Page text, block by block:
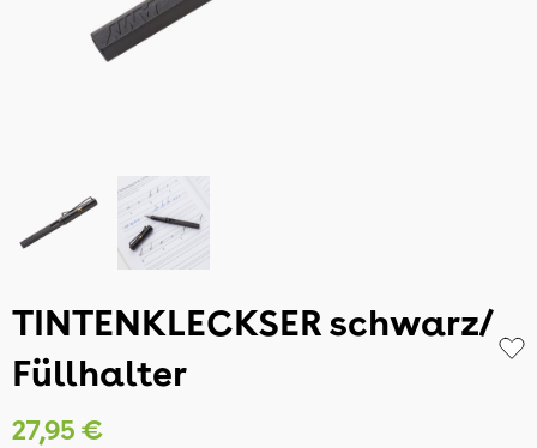
TINTENKLECKSER schwarz/
Füllhalter
27,95 €